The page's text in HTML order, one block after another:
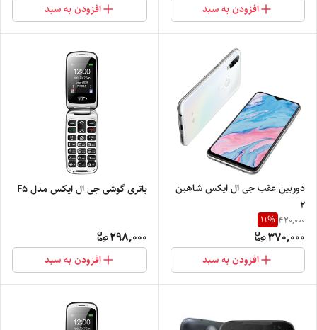
افزودن به سبد افزودن به سبد
دوربین عقب جی ال ایکس شاهین
۲
420,000
11%
370,000
افزودن به سبد
باتری گوشی جی ال ایکس مدل F5
298,000
افزودن به سبد